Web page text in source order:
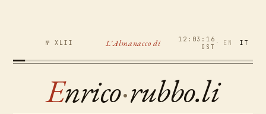
№ XLII L'Almanacco di
12:03:18
GST · EN IT
Enrico·rubbo.li